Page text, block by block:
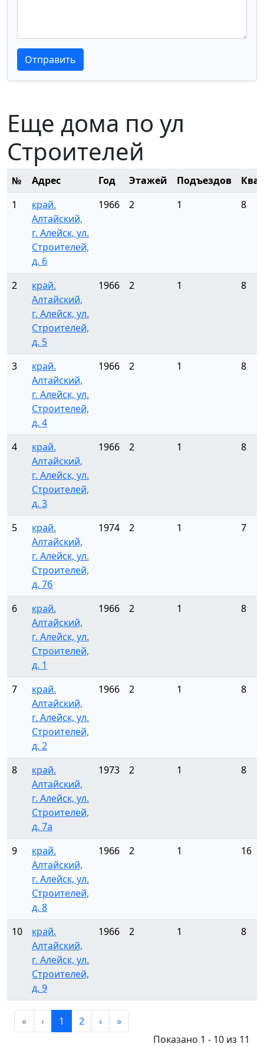
Текст отзыва
Текст отзыва
Отправить
Еще дома по ул
Строителей
№ Адрес Год Этажей Подъездов
1
край.
Алтайский,
г. Алейск, ул.
Строителей,
д. 6
1966 2 1 8
2
край.
Алтайский,
г. Алейск, ул.
Строителей,
д. 5
1966 2 1 8
3
край.
Алтайский,
г. Алейск, ул.
Строителей,
д. 4
1966 2 1 8
4
край.
Алтайский,
г. Алейск, ул.
Строителей,
д. 3
1966 2 1 8
5
край.
Алтайский,
г. Алейск, ул.
Строителей,
д. 7б
1974 2 1 7
6
край.
Алтайский,
г. Алейск, ул.
Строителей,
д. 1
1966 2 1 8
7
край.
Алтайский,
г. Алейск, ул.
Строителей,
д. 2
1966 2 1 8
8
край.
Алтайский,
г. Алейск, ул.
Строителей,
д. 7а
1973 2 1 8
9
край.
Алтайский,
г. Алейск, ул.
Строителей,
д. 8
1966 2 1 16
10
край.
Алтайский,
г. Алейск, ул.
Строителей,
д. 9
1966 2 1 8
« ‹ 1 2 ›
»
Показано 1 - 10 из 11